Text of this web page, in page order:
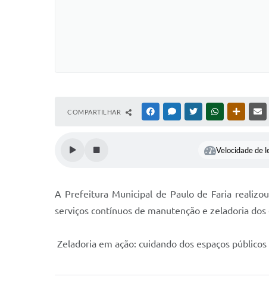
COMPARTILHAR FACEBOOKMESSENGER
TWITTERWHATSAPP
Velocidade de
A Prefeitura Municipal de Paulo de Faria
serviços contínuos de manutenção e zeladoria
Zeladoria em ação: cuidando dos espaços